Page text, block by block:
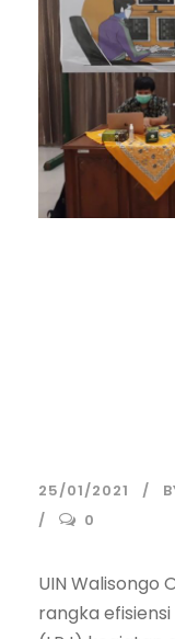
25/01/2021
0
UIN Walisongo
rangka